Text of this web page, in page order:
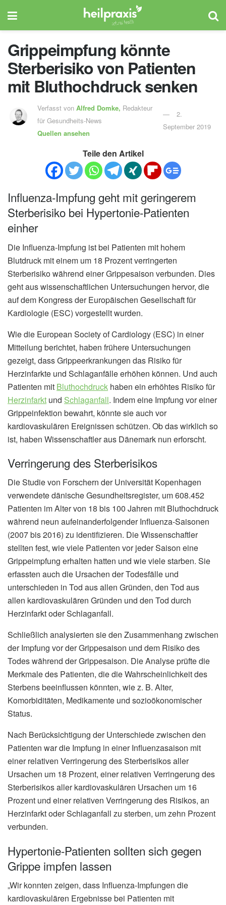
Grippeimpfung könnte
Sterberisiko von Patienten
mit Bluthochdruck senken
Verfasst vonAlfred Domke, Redakteur
für Gesundheits-News
Quellen ansehen
2.
September 2019
Teile den Artikel
Influenza-Impfung geht mit geringerem
Sterberisiko bei Hypertonie-Patienten
einher
Die Influenza-Impfung ist bei Patienten mit hohem
Blutdruck mit einem um 18 Prozent verringerten
Sterberisiko während einer Grippesaison verbunden. Dies
geht aus wissenschaftlichen Untersuchungen hervor, die
auf dem Kongress der Europäischen Gesellschaft für
Kardiologie (ESC) vorgestellt wurden.
Wie die European Society of Cardiology (ESC) in einer
Mitteilung berichtet, haben frühere Untersuchungen
gezeigt, dass Grippeerkrankungen das Risiko für
Herzinfarkte und Schlaganfälle erhöhen können. Und auch
Patienten mit Bluthochdruck haben ein erhöhtes Risiko für
Herzinfarkt und Schlaganfall. Indem eine Impfung vor einer
Grippeinfektion bewahrt, könnte sie auch vor
kardiovaskulären Ereignissen schützen. Ob das wirklich so
ist, haben Wissenschaftler aus Dänemark nun erforscht.
Verringerung des Sterberisikos
Die Studie von Forschern der Universität Kopenhagen
verwendete dänische Gesundheitsregister, um 608.452
Patienten im Alter von 18 bis 100 Jahren mit Bluthochdruck
während neun aufeinanderfolgender Influenza-Saisonen
(2007 bis 2016) zu identifizieren. Die Wissenschaftler
stellten fest, wie viele Patienten vor jeder Saison eine
Grippeimpfung erhalten hatten und wie viele starben. Sie
erfassten auch die Ursachen der Todesfälle und
unterschieden in Tod aus allen Gründen, den Tod aus
allen kardiovaskulären Gründen und den Tod durch
Herzinfarkt oder Schlaganfall.
Schließlich analysierten sie den Zusammenhang zwischen
der Impfung vor der Grippesaison und dem Risiko des
Todes während der Grippesaison. Die Analyse prüfte die
Merkmale des Patienten, die die Wahrscheinlichkeit des
Sterbens beeinflussen könnten, wie z. B. Alter,
Komorbiditäten, Medikamente und sozioökonomischer
Status.
Nach Berücksichtigung der Unterschiede zwischen den
Patienten war die Impfung in einer Influenzasaison mit
einer relativen Verringerung des Sterberisikos aller
Ursachen um 18 Prozent, einer relativen Verringerung des
Sterberisikos aller kardiovaskulären Ursachen um 16
Prozent und einer relativen Verringerung des Risikos, an
Herzinfarkt oder Schlaganfall zu sterben, um zehn Prozent
verbunden.
Hypertonie-Patienten sollten sich gegen
Grippe impfen lassen
„Wir konnten zeigen, dass Influenza-Impfungen die
kardiovaskulären Ergebnisse bei Patienten mit